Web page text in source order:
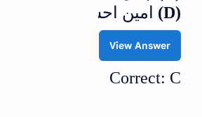
(D)
امین احسن اصلاحیؒ
View Answer
Correct: C